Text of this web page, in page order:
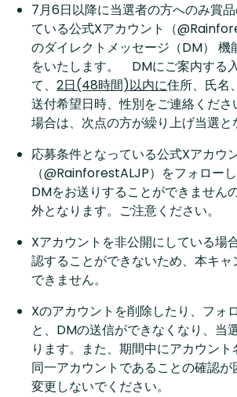
7月6日以降に当選者の方へのみ賞
ている公式Xアカウント（
のダイレクトメッセージ（DM） 機
をいたします。 DMにご案内する
て、 2日(48時間)以内に住所、氏名
送付希望日時、性別をご連絡くだ
場合は、次点の方が繰り上げ当選と
応募条件となっている公式Xアカウ
（@RainforestALJP）をフォロー
DMをお送りすることができません
外となります。ご注意ください。
Xアカウントを非公開にしている場
認することができないため、本キ
できません。
Xのアカウントを削除したり、フォ
と、DMの送信ができなくなり、当
ります。また、期間中にアカウント
同一アカウントであることの確認が
変更しないでください。